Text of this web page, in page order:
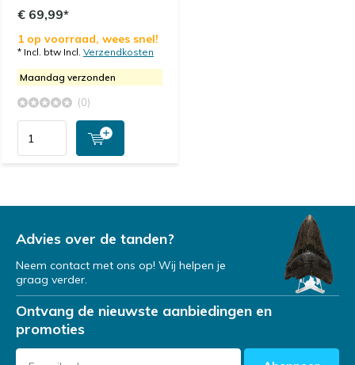
€ 69,99*
1 op voorraad, wees snel!
* Incl. btw Incl. Verzendkosten
Maandag verzonden
(0)
Advies over de tanden?
Neem contact met ons op! Wij helpen je
graag verder.
Ontvang de nieuwste aanbiedingen en
promoties